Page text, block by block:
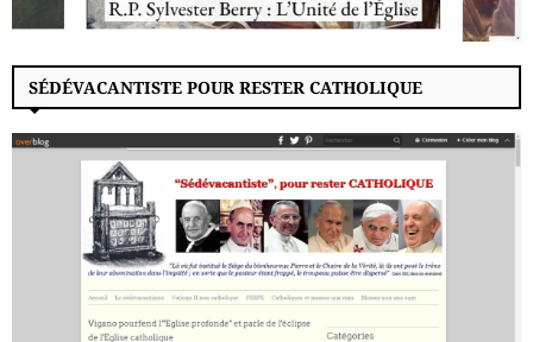
SÉDÉVACANTISTE POUR RESTER CATHOLIQUE